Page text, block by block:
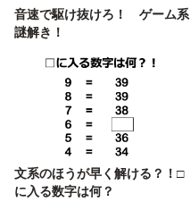
音速で駆け抜けろ！ ゲーム系
謎解き！
文系のほうが早く解ける？！□
に入る数字は何？